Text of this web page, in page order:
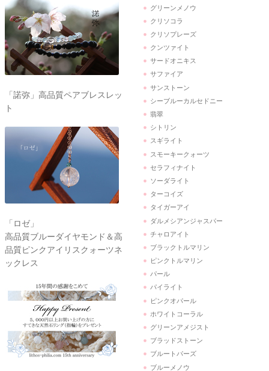
「諾弥」高品質ペアブレスレッ
ト
「ロゼ」
高品質ブルーダイヤモンド＆高
品質ピンクアイリスクォーツネ
ックレス
グリーンメノウ
クリソコラ
クリソプレーズ
クンツァイト
サードオニキス
サファイア
サンストーン
シーブルーカルセドニー
翡翠
シトリン
スギライト
スモーキークォーツ
セラフィナイト
ソーダライト
ターコイズ
タイガーアイ
ダルメシアンジャスパー
チャロアイト
ブラックトルマリン
ピンクトルマリン
パール
パイライト
ピンクオパール
ホワイトコーラル
グリーンアメジスト
ブラッドストーン
ブルートパーズ
ブルーメノウ